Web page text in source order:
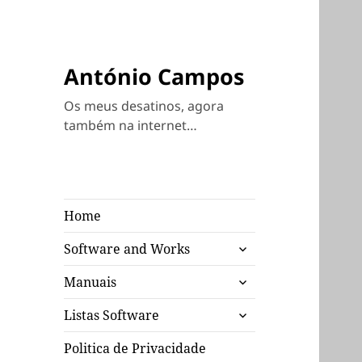
António Campos
Os meus desatinos, agora
também na internet…
Home
Software and Works
expandir
submenu
Manuais
expandir
submenu
Listas Software
expandir
submenu
Politica de Privacidade